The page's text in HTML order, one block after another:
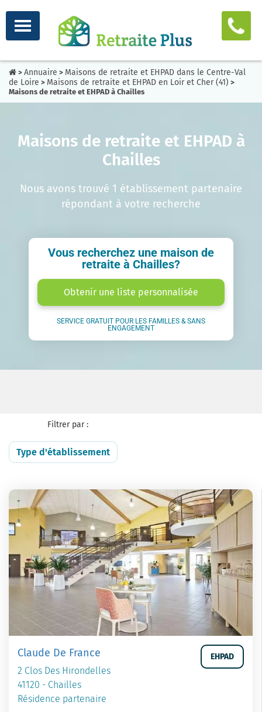
> Annuaire > Maisons de retraite et EHPAD dans le Centre-Val
de Loire > Maisons de retraite et EHPAD en Loir et Cher (41) >
Maisons de retraite et EHPAD à Chailles
Maisons de retraite et EHPAD à
Chailles
Nous avons trouvé 1 établissement partenaire
répondant à votre recherche
Vous recherchez une maison de
retraite à Chailles?
Obtenir une liste personnalisée
SERVICE GRATUIT POUR LES FAMILLES & SANS
ENGAGEMENT
Filtrer par :
Type d'établissement
Claude De France
2 Clos Des Hirondelles
41120 - Chailles
Résidence partenaire
EHPAD